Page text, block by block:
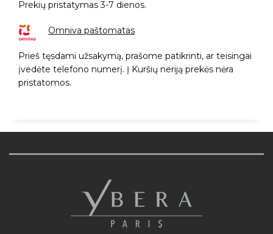
Prekių pristatymas 3-7 dienos.
Omniva paštomatas
Prieš tęsdami užsakymą, prašome patikrinti, ar teisingai
įvedėte telefono numerį. Į Kuršių neriją prekės nėra
pristatomos.